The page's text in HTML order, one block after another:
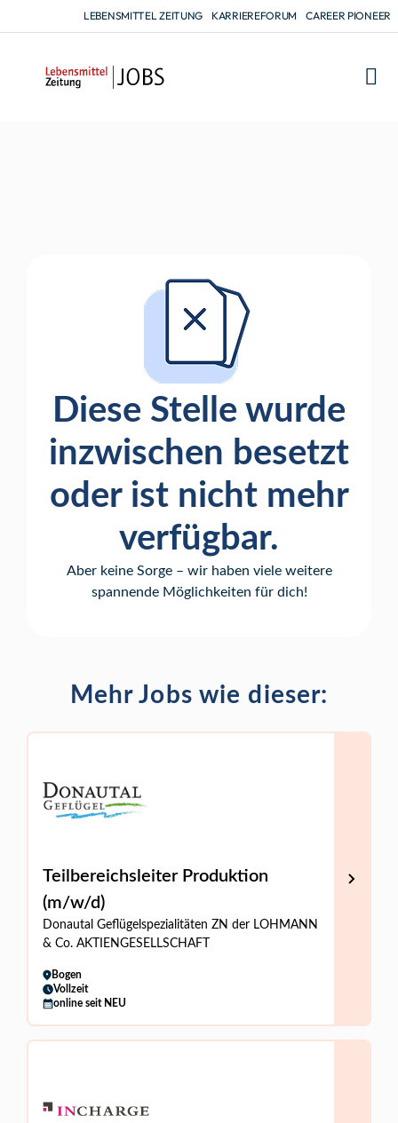
LEBENSMITTEL ZEITUNG KARRIEREFORUM CAREER PIONEER
Diese Stelle wurde
inzwischen besetzt
oder ist nicht mehr
verfügbar.
Aber keine Sorge – wir haben viele weitere
spannende Möglichkeiten für dich!
Mehr Jobs wie dieser:
Teilbereichsleiter Produktion
(m/w/d)
Donautal Geflügelspezialitäten ZN der LOHMANN
& Co. AKTIENGESELLSCHAFT
Bogen
Vollzeit
online seit NEU